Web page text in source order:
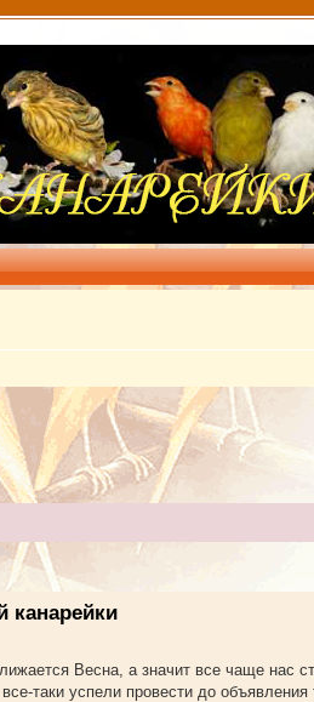
канарейки
Весна, а значит все чаще нас
таки успели провести до